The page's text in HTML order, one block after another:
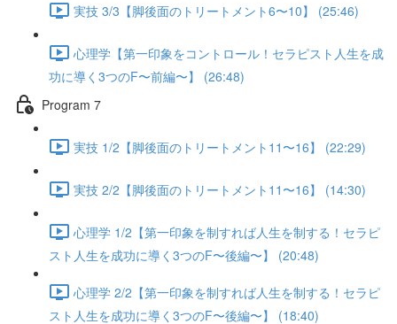
実技 3/3【脚後面のトリートメント6〜10】 (25:46)
心理学【第一印象をコントロール！セラピスト人生を成
功に導く3つのF〜前編〜】 (26:48)
Program 7
実技 1/2【脚後面のトリートメント11〜16】 (22:29)
実技 2/2【脚後面のトリートメント11〜16】 (14:30)
心理学 1/2【第一印象を制すれば人生を制する！セラピ
スト人生を成功に導く3つのF〜後編〜】 (20:48)
心理学 2/2【第一印象を制すれば人生を制する！セラピ
スト人生を成功に導く3つのF〜後編〜】 (18:40)